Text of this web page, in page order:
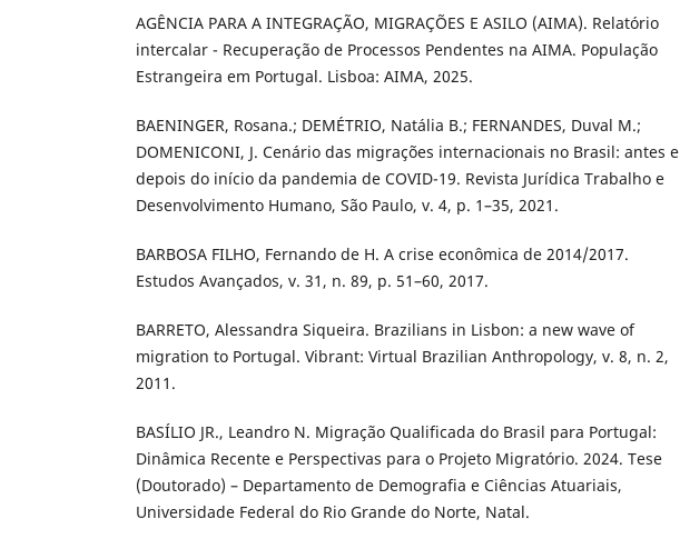
AGÊNCIA PARA A INTEGRAÇÃO, MIGRAÇÕES E ASILO (AIMA). Relatório
intercalar - Recuperação de Processos Pendentes na AIMA. População
Estrangeira em Portugal. Lisboa: AIMA, 2025.
BAENINGER, Rosana.; DEMÉTRIO, Natália B.; FERNANDES, Duval M.;
DOMENICONI, J. Cenário das migrações internacionais no Brasil: antes e
depois do início da pandemia de COVID-19. Revista Jurídica Trabalho e
Desenvolvimento Humano, São Paulo, v. 4, p. 1–35, 2021.
BARBOSA FILHO, Fernando de H. A crise econômica de 2014/2017.
Estudos Avançados, v. 31, n. 89, p. 51–60, 2017.
BARRETO, Alessandra Siqueira. Brazilians in Lisbon: a new wave of
migration to Portugal. Vibrant: Virtual Brazilian Anthropology, v. 8, n. 2,
2011.
BASÍLIO JR., Leandro N. Migração Qualificada do Brasil para Portugal:
Dinâmica Recente e Perspectivas para o Projeto Migratório. 2024. Tese
(Doutorado) – Departamento de Demografia e Ciências Atuariais,
Universidade Federal do Rio Grande do Norte, Natal.